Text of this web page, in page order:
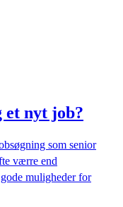
et nyt job?
som senior
værre end
muligheder for